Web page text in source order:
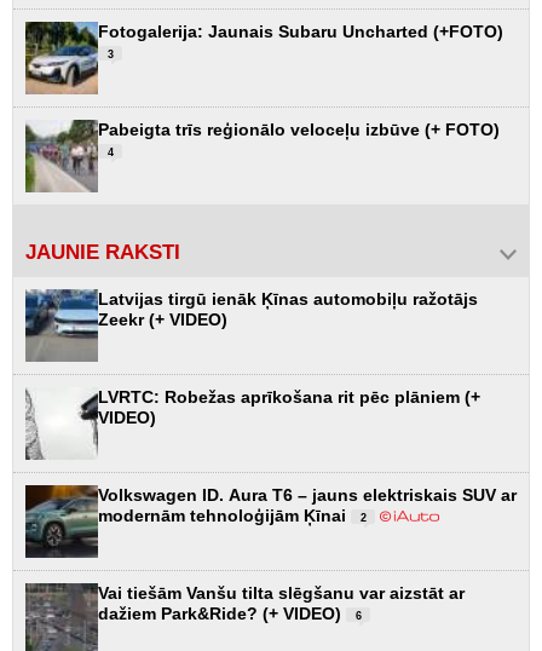
Fotogalerija: Jaunais Subaru Uncharted (+FOTO)
3
Pabeigta trīs reģionālo veloceļu izbūve (+ FOTO)
4
JAUNIE RAKSTI
Latvijas tirgū ienāk Ķīnas automobiļu ražotājs
Zeekr (+ VIDEO)
LVRTC: Robežas aprīkošana rit pēc plāniem (+
VIDEO)
Volkswagen ID. Aura T6 – jauns elektriskais SUV ar
modernām tehnoloģijām Ķīnai
2
Vai tiešām Vanšu tilta slēgšanu var aizstāt ar
dažiem Park&Ride? (+ VIDEO)
6